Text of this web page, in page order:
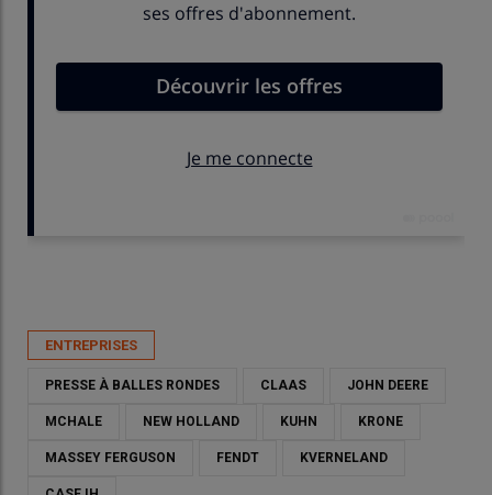
ENTREPRISES
PRESSE À BALLES RONDES CLAAS JOHN DEERE
MCHALE NEW HOLLAND KUHN KRONE
MASSEY FERGUSON FENDT KVERNELAND